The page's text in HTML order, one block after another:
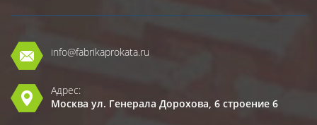
info@fabrikaprokata.ru
Адрес:
Москва ул. Генерала Дорохова, 6 строение 6